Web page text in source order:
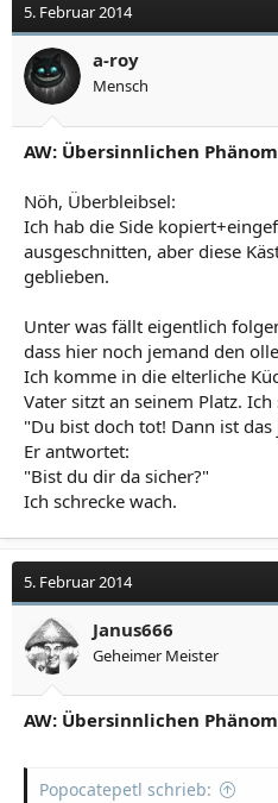
5. Februar 2014
a-roy
Mensch
AW: Übersinnlichen
Nöh, Überbleibsel:
Ich hab die Side
ausgeschnitten, aber diese
geblieben.
Unter was fällt eigentlich
dass hier noch jemand den
Ich komme in die elterliche
Vater sitzt an seinem Platz. Ich
"Du bist doch tot! Dann ist
Er antwortet:
"Bist du dir da sicher?"
Ich schrecke wach.
5. Februar 2014
Janus666
Geheimer Meister
AW: Übersinnlichen
Popocatepetl schrieb: